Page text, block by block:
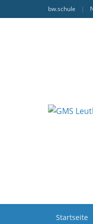
bw.schule |
Startseite